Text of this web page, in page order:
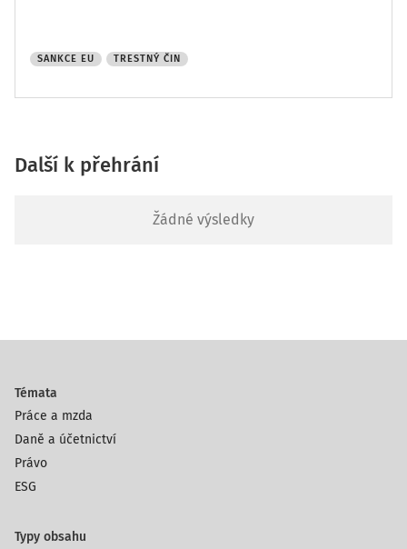
SANKCE EU TRESTNÝ ČIN
Další k přehrání
Žádné výsledky
Témata
Práce a mzda
Daně a účetnictví
Právo
ESG
Typy obsahu